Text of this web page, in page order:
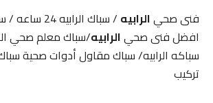
فنى صحيالرابيه
/ سباك الرابيه 24
افضل فنى صحيالرابيه/سباك معلم صحي
سباكه الرابيه/ سباك مقاول أدوات صحية سباك
تركيب